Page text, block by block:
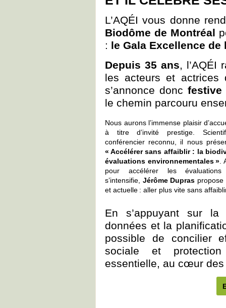
L’AQÉI vous donne
Biodôme de Montréal
: le Gala Excellence de
Depuis 35 ans, l’AQÉI
les acteurs et actrices
s’annonce donc festive
le chemin parcouru
Nous aurons l’immense plaisir
à titre d’invité prestige.
conférencier reconnu, il nous
« Accélérer sans affaiblir : la
évaluations environnementales ».
pour accélérer les évaluations
s’intensifie, Jérôme Dupras propose
et actuelle : aller plus vite sans
En s’appuyant sur
données et la
possible de concilier
sociale et
essentielle, au cœur des